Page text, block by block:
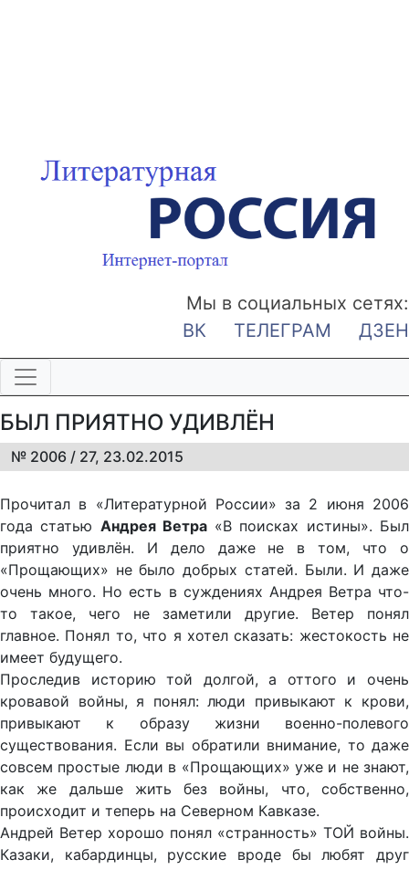
Мы в социальных сетях:
ВК
ТЕЛЕГРАМ ДЗЕН
БЫЛ ПРИЯТНО УДИВЛЁН
№ 2006 / 27, 23.02.2015
Прочитал в «Литературной России» за 2 июня 2006
года статью Андрея Ветра «В поисках истины». Был
приятно удивлён. И дело даже не в том, что о
«Прощающих» не было добрых статей. Были. И даже
очень много. Но есть в суждениях Андрея Ветра что-
то такое, чего не заметили другие. Ветер понял
главное. Понял то, что я хотел сказать: жестокость не
имеет будущего.
Проследив историю той долгой, а оттого и очень
кровавой войны, я понял: люди привыкают к крови,
привыкают к образу жизни военно-полевого
существования. Если вы обратили внимание, то даже
совсем простые люди в «Прощающих» уже и не знают,
как же дальше жить без войны, что, собственно,
происходит и теперь на Северном Кавказе.
Андрей Ветер хорошо понял «странность» ТОЙ войны.
Казаки, кабардинцы, русские вроде бы любят друг